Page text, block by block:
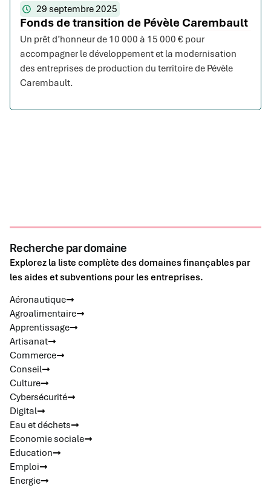
29 septembre 2025
Fonds de transition de Pévèle Carembault
Un prêt d’honneur de 10 000 à 15 000 € pour
accompagner le développement et la modernisation
des entreprises de production du territoire de Pévèle
Carembault.
Recherche par domaine
Explorez la liste complète des domaines finançables par
les aides et subventions pour les entreprises.
Aéronautique
Agroalimentaire
Apprentissage
Artisanat
Commerce
Conseil
Culture
Cybersécurité
Digital
Eau et déchets
Economie sociale
Education
Emploi
Energie